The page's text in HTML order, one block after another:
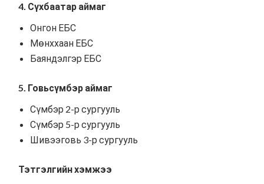
4. Сүхбаатар аймаг
Онгон ЕБС
Мөнххаан ЕБС
Баяндэлгэр ЕБС
5. Говьсүмбэр аймаг
Сүмбэр 2-р сургууль
Сүмбэр 5-р сургууль
Шивээговь 3-р сургууль
Тэтгэлгийн хэмжээ